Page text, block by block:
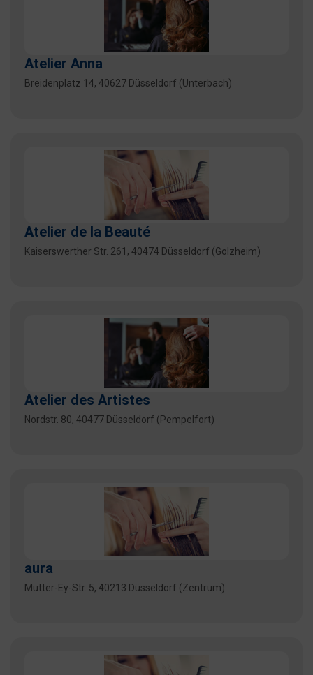
Atelier Anna
Breidenplatz 14, 40627 Düsseldorf (Unterbach)
Atelier de la Beauté
Kaiserswerther Str. 261, 40474 Düsseldorf (Golzheim)
Atelier des Artistes
Nordstr. 80, 40477 Düsseldorf (Pempelfort)
aura
Mutter-Ey-Str. 5, 40213 Düsseldorf (Zentrum)